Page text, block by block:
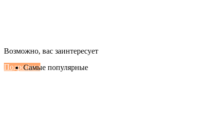
Настенные сплит-системы Haier
Подробнее
Возможно, вас заинтересует
Самые популярные